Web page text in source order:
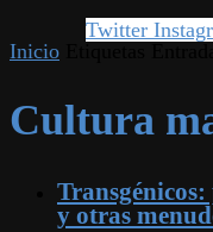
Twitter
Inicio
Cultura
y otras